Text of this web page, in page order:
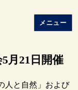
メニュー
月21日開催
人と自然」および